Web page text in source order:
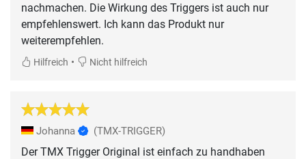
nachmachen. Die Wirkung des Triggers ist auch nur
empfehlenswert. Ich kann das Produkt nur
weiterempfehlen.
Hilfreich • Nicht hilfreich
Johanna (TMX-TRIGGER)
Der TMX Trigger Original ist einfach zu handhaben